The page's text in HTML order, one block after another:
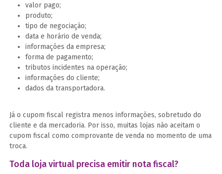
valor pago;
produto;
tipo de negociação;
data e horário de venda;
informações da empresa;
forma de pagamento;
tributos incidentes na operação;
informações do cliente;
dados da transportadora.
Já o cupom fiscal registra menos informações, sobretudo do
cliente e da mercadoria. Por isso, muitas lojas não aceitam o
cupom fiscal como comprovante de venda no momento de uma
troca.
Toda loja virtual precisa emitir nota fiscal?